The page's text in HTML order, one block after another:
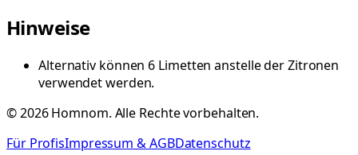
Hinweise
Alternativ können 6 Limetten anstelle der Zitronen
verwendet werden.
©2026Homnom. Alle Rechte vorbehalten.
Für ProfisImpressum & AGBDatenschutz